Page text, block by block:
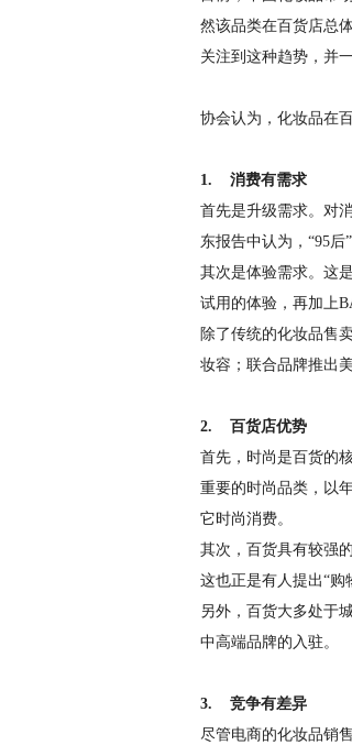
然该品类在百货店总
关注到这种趋势，并
协会认为，化妆品在
1. 消费有需求
首先是升级需求。对
东报告中认为，“95
其次是体验需求。这
试用的体验，再加上
除了传统的化妆品售
妆容；联合品牌推出
2. 百货店优势
首先，时尚是百货的
重要的时尚品类，以
它时尚消费。
其次，百货具有较强
这也正是有人提出“购
另外，百货大多处于
中高端品牌的入驻。
3. 竞争有差异
尽管电商的化妆品销